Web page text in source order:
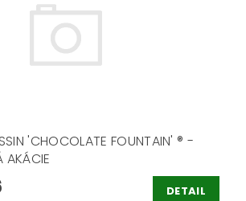
'CHOCOLATE FOUNTAIN' ® -
AKÁCIE
DETAIL